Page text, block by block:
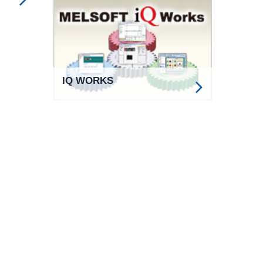
IQ WORKS